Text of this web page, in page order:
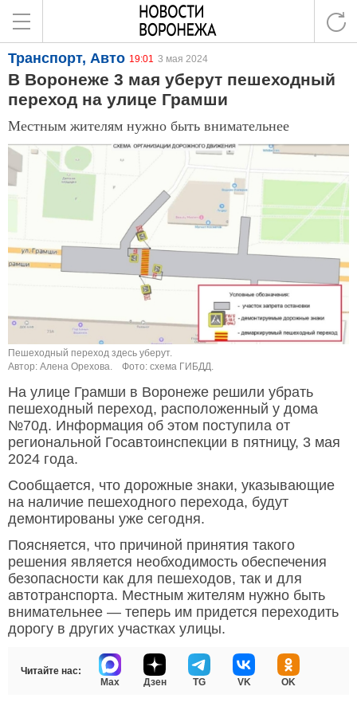
Транспорт, Авто 19:01 3 мая 2024
В Воронеже 3 мая уберут пешеходный
переход на улице Грамши
Местным жителям нужно быть внимательнее
Пешеходный переход здесь уберут.
Автор: Алена Орехова.
Фото: схема ГИБДД.
На улице Грамши в Воронеже решили убрать
пешеходный переход, расположенный у дома
№70д. Информация об этом поступила от
региональной Госавтоинспекции в пятницу, 3 мая
2024 года.
Сообщается, что дорожные знаки, указывающие
на наличие пешеходного перехода, будут
демонтированы уже сегодня.
Поясняется, что причиной принятия такого
решения является необходимость обеспечения
безопасности как для пешеходов, так и для
автотранспорта. Местным жителям нужно быть
внимательнее — теперь им придется переходить
дорогу в других участках улицы.
Читайте нас:
Max
Дзен TG VK OK